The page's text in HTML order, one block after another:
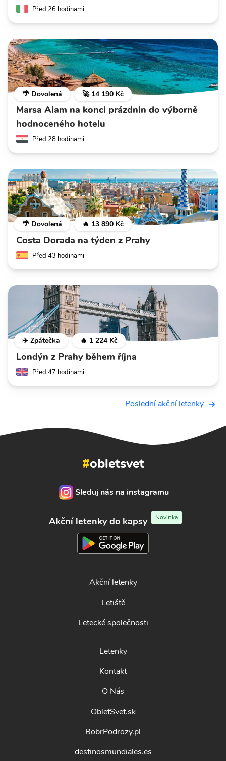
Před 26 hodinami
🌴 Dovolená 🚀 14 190 Kč
Marsa Alam na konci prázdnin do výborně
hodnoceného hotelu
Před 28 hodinami
🌴 Dovolená 🔥 13 890 Kč
Costa Dorada na týden z Prahy
Před 43 hodinami
✈️ Zpátečka 🔥 1 224 Kč
Londýn z Prahy během října
Před 47 hodinami
Poslední akční letenky
#obletsvet
Sleduj nás na instagramu
Akční letenky do kapsy Novinka
Akční letenky
Letiště
Letecké společnosti
Letenky
Kontakt
O Nás
ObletSvet.sk
BobrPodrozy.pl
destinosmundiales.es